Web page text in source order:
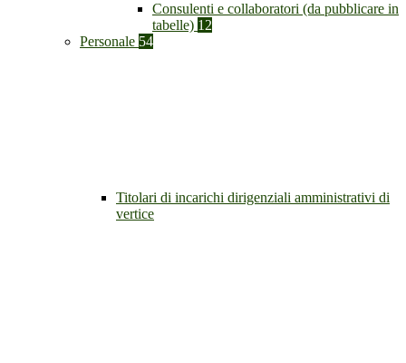
Consulenti e collaboratori (da pubblicare in
tabelle) 12
Personale 54
Titolari di incarichi dirigenziali amministrativi di
vertice